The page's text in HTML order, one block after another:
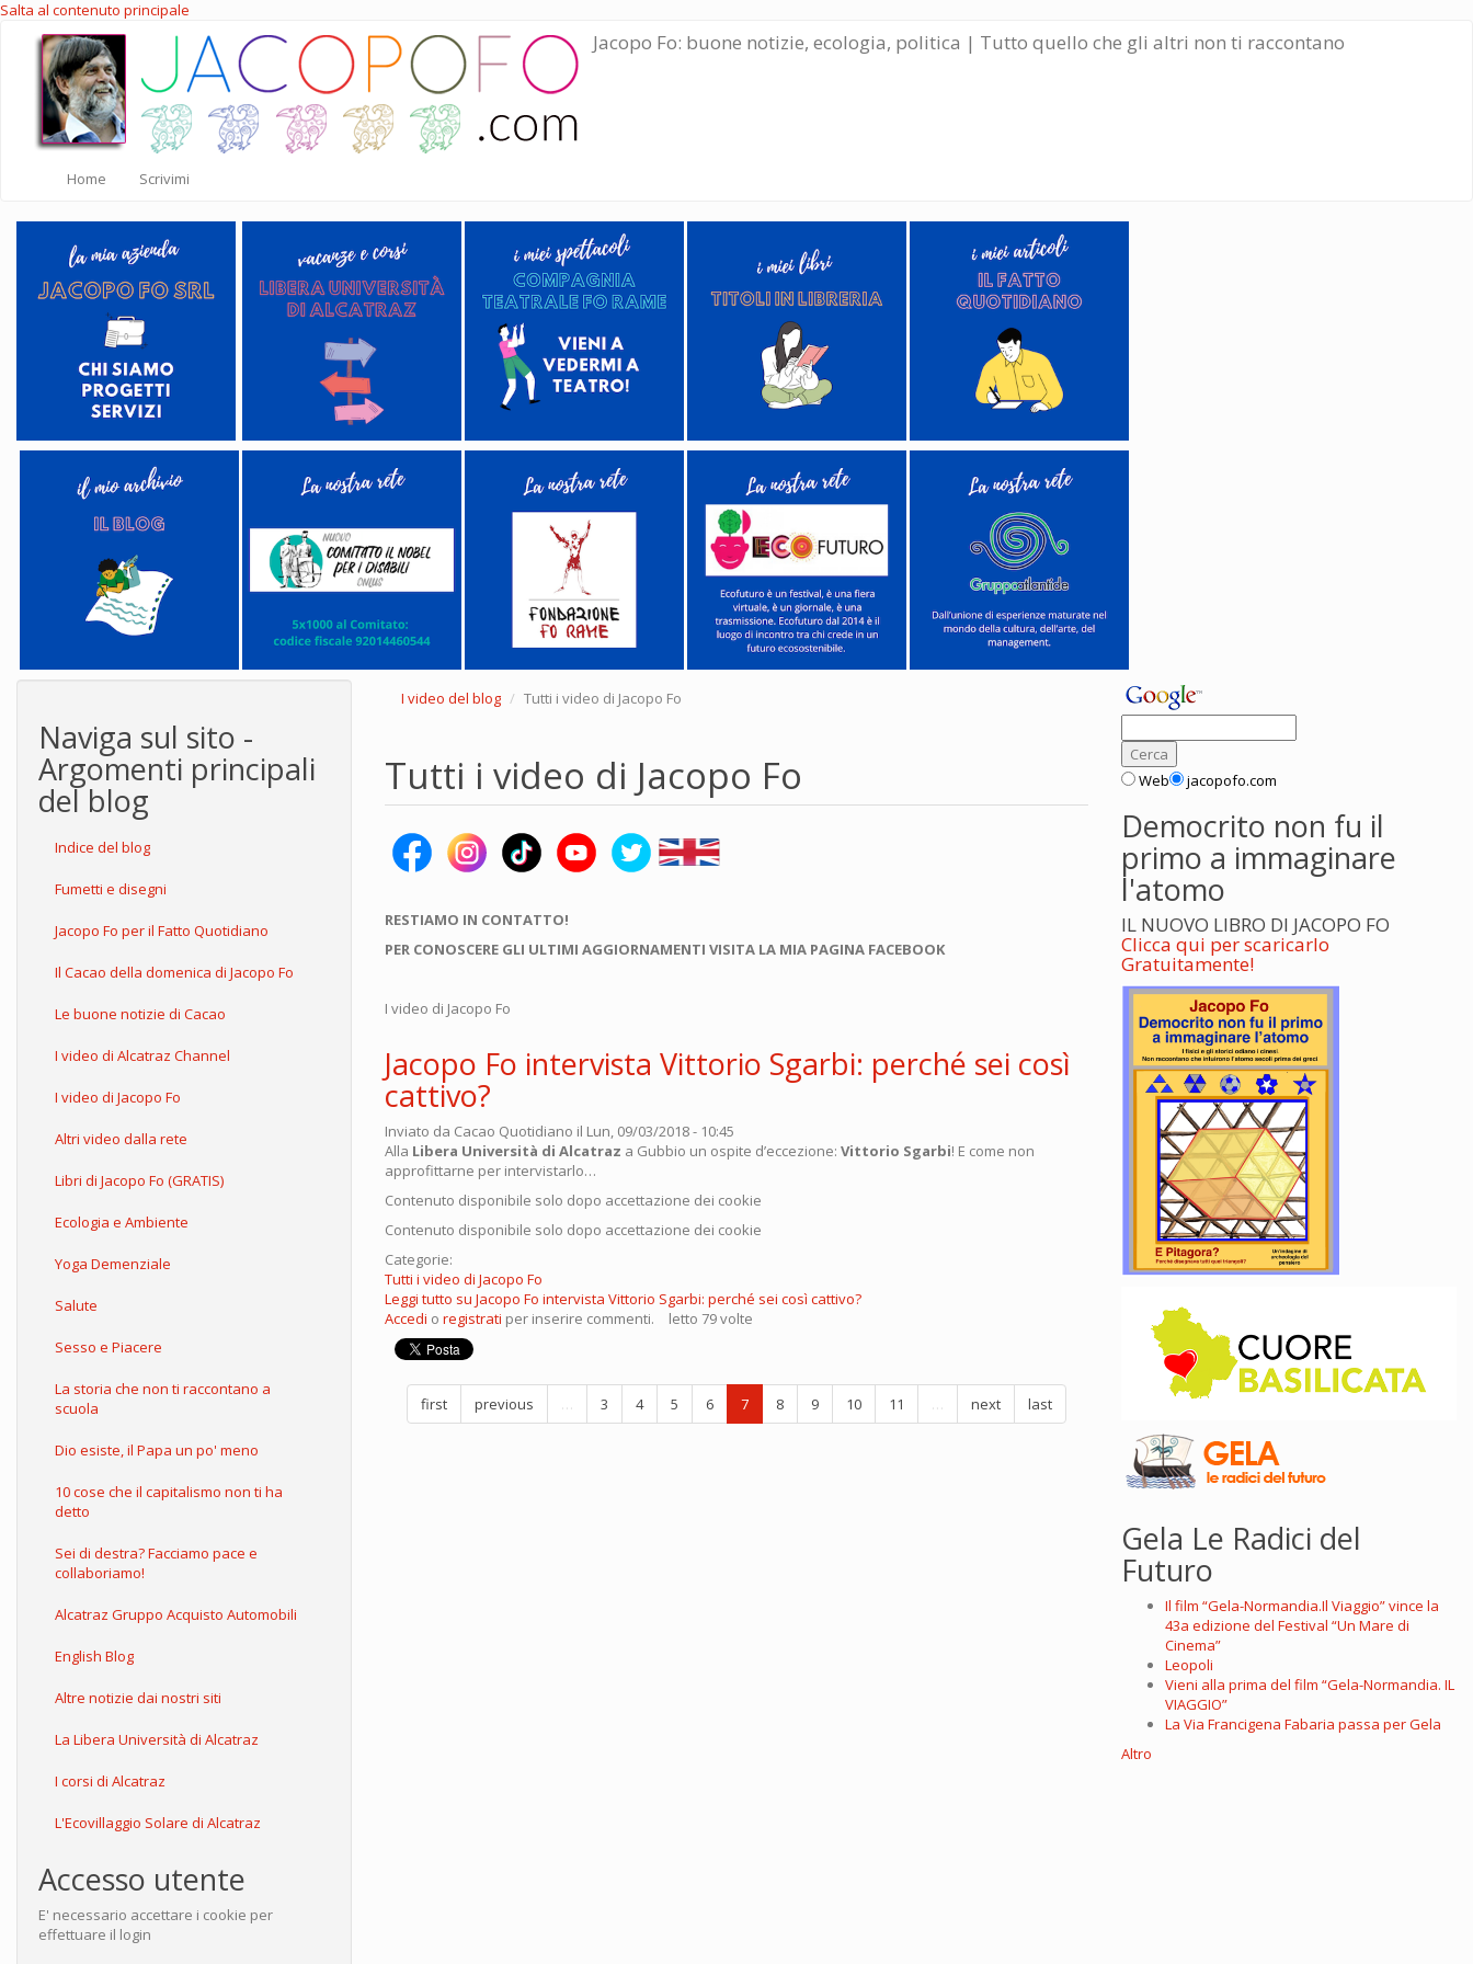
Salta al contenuto principale
Jacopo Fo: buone notizie, ecologia, politica | Tutto quello che gli altri non ti raccontano
Home Scrivimi
Naviga sul sito -
Argomenti principali
del blog
Indice del blog
Fumetti e disegni
Jacopo Fo per il Fatto Quotidiano
Il Cacao della domenica di Jacopo Fo
Le buone notizie di Cacao
I video di Alcatraz Channel
I video di Jacopo Fo
Altri video dalla rete
Libri di Jacopo Fo (GRATIS)
Ecologia e Ambiente
Yoga Demenziale
Salute
Sesso e Piacere
La storia che non ti raccontano a
scuola
Dio esiste, il Papa un po' meno
10 cose che il capitalismo non ti ha
detto
Sei di destra? Facciamo pace e
collaboriamo!
Alcatraz Gruppo Acquisto Automobili
English Blog
Altre notizie dai nostri siti
La Libera Università di Alcatraz
I corsi di Alcatraz
L'Ecovillaggio Solare di Alcatraz
Accesso utente
E' necessario accettare i cookie per
effettuare il login
I video del blog Tutti i video di Jacopo Fo
Tutti i video di Jacopo Fo
RESTIAMO IN CONTATTO!
PER CONOSCERE GLI ULTIMI AGGIORNAMENTI VISITA LA MIA PAGINA FACEBOOK
I video di Jacopo Fo
Jacopo Fo intervista Vittorio Sgarbi: perché sei così
cattivo?
Inviato da Cacao Quotidiano il Lun, 09/03/2018 - 10:45
Alla Libera Università di Alcatraz a Gubbio un ospite d’eccezione: Vittorio Sgarbi! E come non
approfittarne per intervistarlo…
Contenuto disponibile solo dopo accettazione dei cookie
Contenuto disponibile solo dopo accettazione dei cookie
Categorie:
Tutti i video di Jacopo Fo
Leggi tutto su Jacopo Fo intervista Vittorio Sgarbi: perché sei così cattivo?
Accedi o registrati per inserire commenti. letto 79 volte
first previous … 3 4 5 6 7 8 9 10 11 … next last
Web jacopofo.com
Democrito non fu il
primo a immaginare
l'atomo
IL NUOVO LIBRO DI JACOPO FO
Clicca qui per scaricarlo
Gratuitamente!
Gela Le Radici del
Futuro
Il film “Gela-Normandia.Il Viaggio” vince la
43a edizione del Festival “Un Mare di
Cinema”
Leopoli
Vieni alla prima del film “Gela-Normandia. IL
VIAGGIO”
La Via Francigena Fabaria passa per Gela
Altro